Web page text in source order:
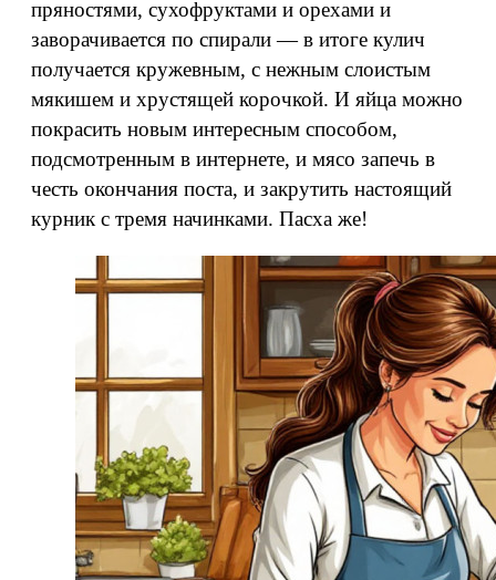
пряностями, сухофруктами и орехами и
заворачивается по спирали — в итоге кулич
получается кружевным, с нежным слоистым
мякишем и хрустящей корочкой. И яйца можно
покрасить новым интересным способом,
подсмотренным в интернете, и мясо запечь в
честь окончания поста, и закрутить настоящий
курник с тремя начинками. Пасха же!